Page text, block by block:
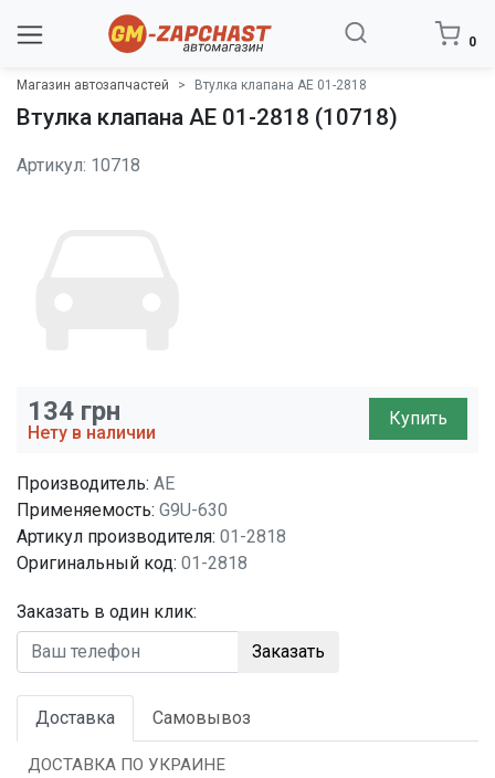
0
Магазин автозапчастей Втулка клапана AE 01-2818
Втулка клапана AE 01-2818 (10718)
Артикул: 10718
134 грн
Нету в наличии
Купить
Производитель: AE
Применяемость: G9U-630
Артикул производителя: 01-2818
Оригинальный код: 01-2818
Заказать в один клик:
Заказать
Доставка Самовывоз
ДОСТАВКА ПО УКРАИНЕ